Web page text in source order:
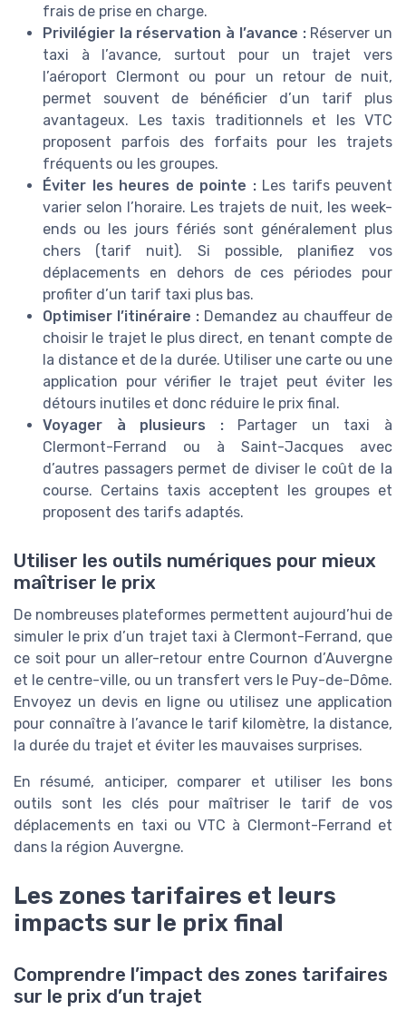
frais de prise en charge.
Privilégier la réservation à l’avance :Réserver un
taxi à l’avance, surtout pour un trajet vers
l’aéroport Clermont ou pour un retour de nuit,
permet souvent de bénéficier d’un tarif plus
avantageux. Les taxis traditionnels et les VTC
proposent parfois des forfaits pour les trajets
fréquents ou les groupes.
Éviter les heures de pointe :Les tarifs peuvent
varier selon l’horaire. Les trajets de nuit, les week-
ends ou les jours fériés sont généralement plus
chers (tarif nuit). Si possible, planifiez vos
déplacements en dehors de ces périodes pour
profiter d’un tarif taxi plus bas.
Optimiser l’itinéraire : Demandez au chauffeur de
choisir le trajet le plus direct, en tenant compte de
la distance et de la durée. Utiliser une carte ou une
application pour vérifier le trajet peut éviter les
détours inutiles et donc réduire le prix final.
Voyager à plusieurs :Partager un taxi à
Clermont-Ferrand ou à Saint-Jacques avec
d’autres passagers permet de diviser le coût de la
course. Certains taxis acceptent les groupes et
proposent des tarifs adaptés.
Utiliser les outils numériques pour mieux
maîtriser le prix
De nombreuses plateformes permettent aujourd’hui de
simuler le prix d’un trajet taxi à Clermont-Ferrand, que
ce soit pour un aller-retour entre Cournon d’Auvergne
et le centre-ville, ou un transfert vers le Puy-de-Dôme.
Envoyez un devis en ligne ou utilisez une application
pour connaître à l’avance le tarif kilomètre, la distance,
la durée du trajet et éviter les mauvaises surprises.
En résumé, anticiper, comparer et utiliser les bons
outils sont les clés pour maîtriser le tarif de vos
déplacements en taxi ou VTC à Clermont-Ferrand et
dans la région Auvergne.
Les zones tarifaires et leurs
impacts sur le prix final
Comprendre l’impact des zones tarifaires
sur le prix d’un trajet